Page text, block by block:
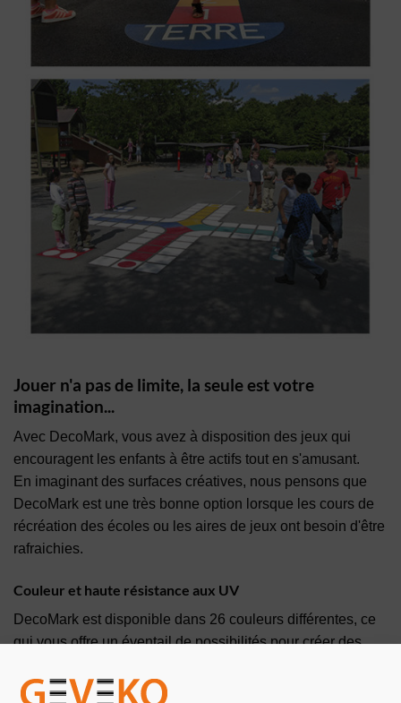
Jouer n'a pas de limite, la seule est votre
imagination...
Avec DecoMark, vous avez à disposition des jeux qui
encouragent les enfants à être actifs tout en s'amusant.
En imaginant des surfaces créatives, nous pensons que
DecoMark est une très bonne option lorsque les cours de
récréation des écoles ou les aires de jeux ont besoin d'être
rafraichies.
Couleur et haute résistance aux UV
DecoMark est disponible dans 26 couleurs différentes, ce
qui vous offre un éventail de possibilités pour créer des
matériau thermoplastique lui confère une résistance élevée